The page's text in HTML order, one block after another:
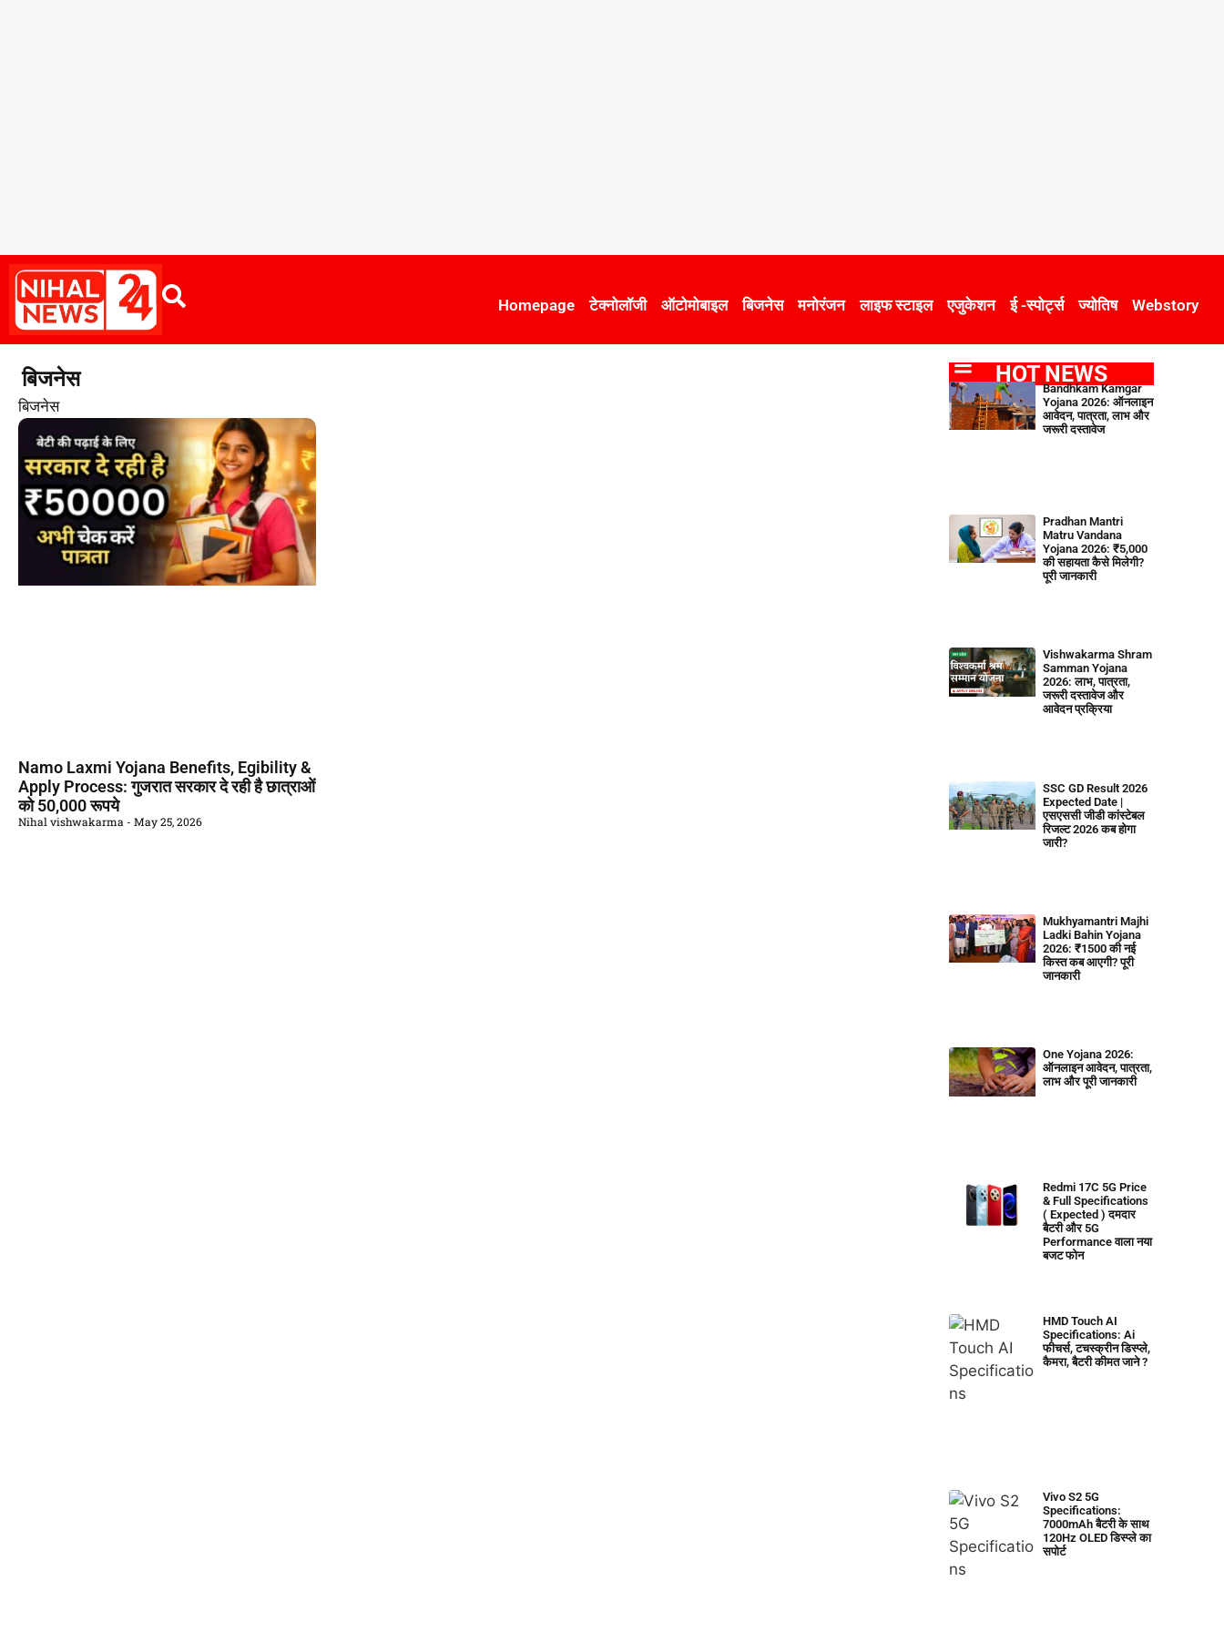
Homepage टेक्नोलॉजी ऑटोमोबाइल बिजनेस मनोरंजन लाइफ स्टाइल एजुकेशन ई -स्पोर्ट्स ज्योतिष Webstory
बिजनेस
बिजनेस
Namo Laxmi Yojana Benefits, Egibility &
Apply Process: गुजरात सरकार दे रही है छात्राओं
को 50,000 रूपये
Nihal vishwakarma May 25, 2026
HOT NEWS
Bandhkam Kamgar
Yojana 2026: ऑनलाइन
आवेदन, पात्रता, लाभ और
जरूरी दस्तावेज
Pradhan Mantri
Matru Vandana
Yojana 2026: ₹5,000
की सहायता कैसे मिलेगी?
पूरी जानकारी
Vishwakarma Shram
Samman Yojana
2026: लाभ, पात्रता,
जरूरी दस्तावेज और
आवेदन प्रक्रिया
SSC GD Result 2026
Expected Date |
एसएससी जीडी कांस्टेबल
रिजल्ट 2026 कब होगा
जारी?
Mukhyamantri Majhi
Ladki Bahin Yojana
2026: ₹1500 की नई
किस्त कब आएगी? पूरी
जानकारी
One Yojana 2026:
ऑनलाइन आवेदन, पात्रता,
लाभ और पूरी जानकारी
Redmi 17C 5G Price
& Full Specifications
( Expected ) दमदार
बैटरी और 5G
Performance वाला नया
बजट फोन
HMD Touch AI
Specifications: Ai
फीचर्स, टचस्क्रीन डिस्प्ले,
कैमरा, बैटरी कीमत जाने ?
Vivo S2 5G
Specifications:
7000mAh बैटरी के साथ
120Hz OLED डिस्प्ले का
सपोर्ट